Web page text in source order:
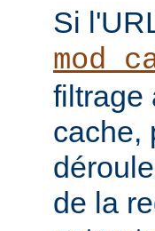
Si
filtrage
cache,
de la